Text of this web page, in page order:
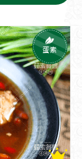
蛋素